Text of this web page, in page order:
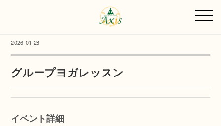
2026-01-28
グループヨガレッスン
イベント詳細